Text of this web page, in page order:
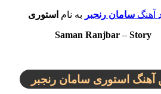
آهنگسامان رنجبر به نام استوری
Saman Ranjbar – Story
آهنگ استوری سامان رنجبر